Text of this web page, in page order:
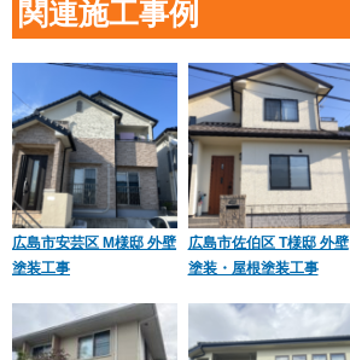
関連施工事例
広島市安芸区 M様邸 外壁
塗装工事
広島市佐伯区 T様邸 外壁
塗装・屋根塗装工事